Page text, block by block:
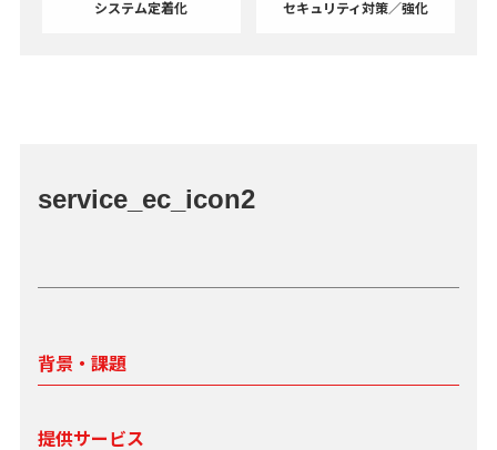
システム定着化 セキュリティ対策／強化
service_ec_icon2
背景・課題
提供サービス